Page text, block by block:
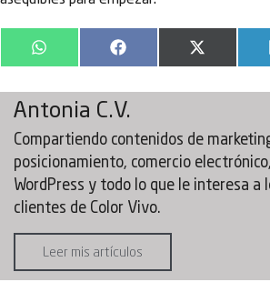
WhatsApp Facebook
X
(Twitter)
Antonia C.V.
Compartiendo contenidos de
posicionamiento, comercio
WordPress y todo lo que le interesa a
clientes de Color Vivo.
Leer mis artículos